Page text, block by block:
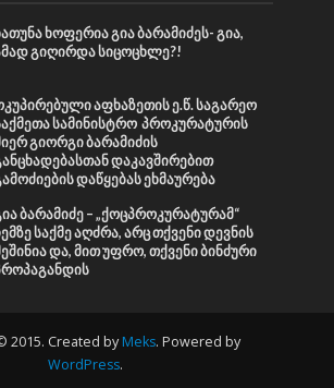
ხოფერია გია ბარამიძეს- გია,
გიღირდა სიცოცხლე?!
აფხაზეთის ე.წ. საგარეო
სამინისტრო პროკურატურის
გიორგი ბარამიძის
დაკავშირებით
დაწყებას ეხმაურება
ბარამიძე – „ქოცპროკურატურამ“
საქმე აღძრა, არც თქვენი დევნის
და, მით უფრო, თქვენი ბინძური
2015. Created by Meks. Powered by
WordPress.